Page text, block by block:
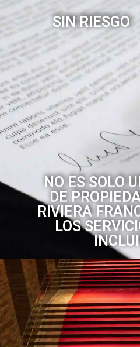
SIN RIESGO
NO ES SOLO
DE
RIVIERA
LOS